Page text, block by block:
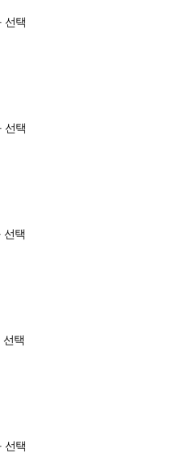
선택
선택
선택
택
선택